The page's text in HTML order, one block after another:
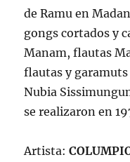
de Ramu en
gongs cortados y
Manam, flautas
flautas y garamuts
Nubia
se realizaron en
Artista: